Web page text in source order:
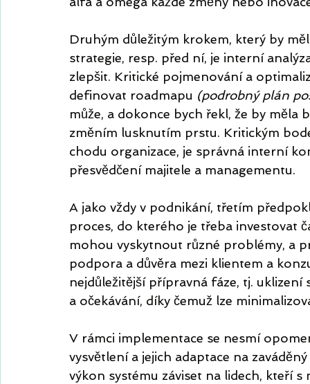
Druhým důležitým krokem, který by
strategie, resp. před ní, je interní
zlepšit. Kritické pojmenování a
definovat roadmapu (podrobný plán
může, a dokonce bych řekl, že by měla
změním lusknutím prstu. Kritickým
chodu organizace, je správná interní
přesvědčení majitele a managementu.
A jako vždy v podnikání, třetím
proces, do kterého je třeba investovat
mohou vyskytnout různé problémy, a
podpora a důvěra mezi klientem a
nejdůležitější přípravná fáze, tj.
a očekávání, díky čemuž lze
V rámci implementace se nesmí
vysvětlení a jejich adaptace na
výkon systému záviset na lidech, kteří